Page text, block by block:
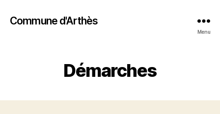
Commune d'Arthès
Menu
Démarches